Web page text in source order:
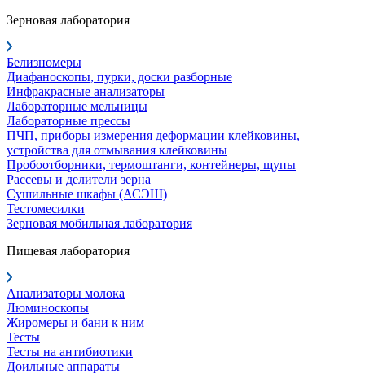
Зерновая лаборатория
Белизномеры
Диафаноскопы, пурки, доски разборные
Инфракрасные анализаторы
Лабораторные мельницы
Лабораторные прессы
ПЧП, приборы измерения деформации клейковины,
устройства для отмывания клейковины
Пробоотборники, термоштанги, контейнеры, щупы
Рассевы и делители зерна
Сушильные шкафы (АСЭШ)
Тестомесилки
Зерновая мобильная лаборатория
Пищевая лаборатория
Анализаторы молока
Люминоскопы
Жиромеры и бани к ним
Тесты
Тесты на антибиотики
Доильные аппараты